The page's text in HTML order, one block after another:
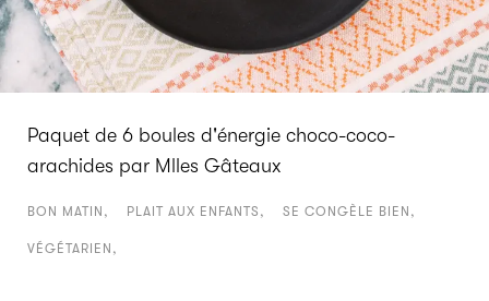
Paquet de 6 boules d'énergie choco-coco-
arachides par Mlles Gâteaux
BON MATIN PLAIT AUX ENFANTS SE CONGÈLE BIEN
VÉGÉTARIEN